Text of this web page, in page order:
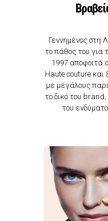
Γεννημένος στη
το πάθος του για
1997 αποφοιτά
Haute couture και
με μεγάλους
το δικό του brand,
του